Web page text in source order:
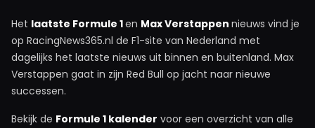
Het laatste Formule 1en Max Verstappen nieuws vind je
op RacingNews365.nl de F1-site van Nederland met
dagelijks het laatste nieuws uit binnen en buitenland. Max
Verstappen gaat in zijn Red Bull op jacht naar nieuwe
successen.
Bekijk de Formule 1 kalender voor een overzicht van alle